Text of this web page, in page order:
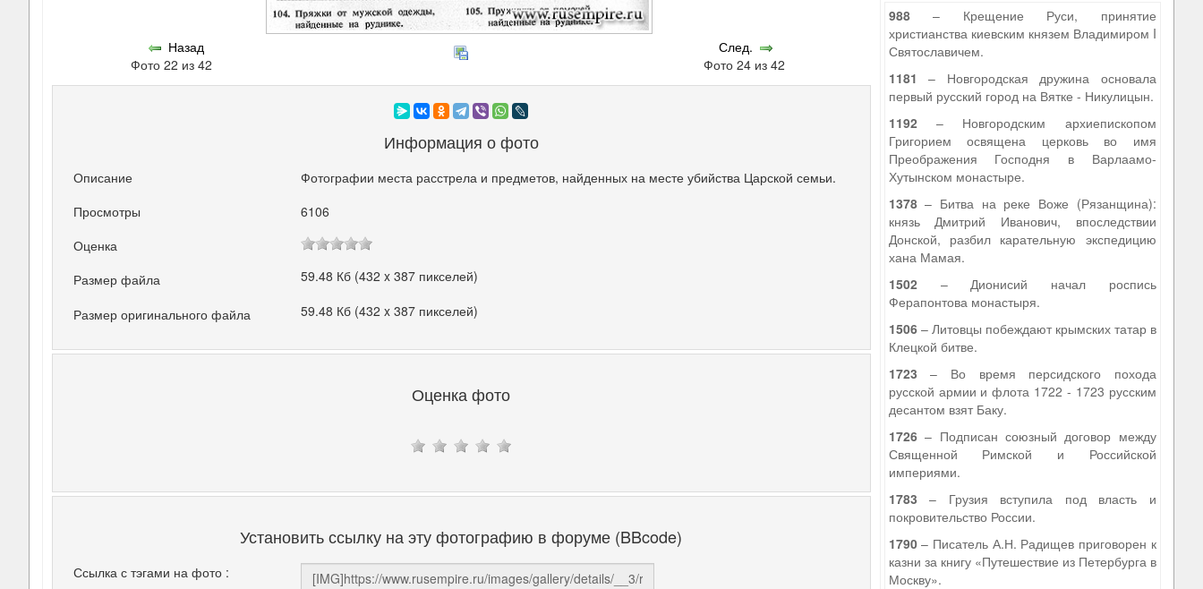
Назад
Фото 22 из 42
След.
Фото 24 из 42
Информация о фото
Описание
Фотографии места расстрела и предметов, найденных на месте убийства Царской семьи.
Просмотры
6106
Оценка
Размер файла
59.48 Кб (432 x 387 пикселей)
Размер оригинального файла 59.48 Кб (432 x 387 пикселей)
Оценка фото
Установить ссылку на эту фотографию в форуме (BBcode)
Ссылка с тэгами на фото :
988– Крещение Руси, принятие
христианства киевским князем Владимиром I
Святославичем.
1181 – Новгородская дружина основала
первый русский город на Вятке - Никулицын.
1192– Новгородским архиепископом
Григорием освящена церковь во имя
Преображения Господня в Варлаамо-
Хутынском монастыре.
1378– Битва на реке Воже (Рязанщина):
князь Дмитрий Иванович, впоследствии
Донской, разбил карательную экспедицию
хана Мамая.
1502– Дионисий начал роспись
Ферапонтова монастыря.
1506– Литовцы побеждают крымских татар в
Клецкой битве.
1723 – Во время персидского похода
русской армии и флота 1722 - 1723 русским
десантом взят Баку.
1726– Подписан союзный договор между
Священной Римской и Российской
империями.
1783 – Грузия вступила под власть и
покровительство России.
1790– Писатель А.Н. Радищев приговорен к
казни за книгу «Путешествие из Петербурга в
Москву».